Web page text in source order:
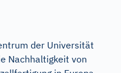
der Universität
Nachhaltigkeit von